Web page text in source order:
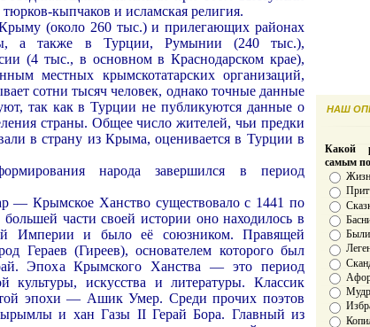
кыпчаков и исламская религия.
(около 260 тыс.) и прилегающих районах
а также в Турции, Румынии (240 тыс.),
(4 тыс., в основном в Краснодарском крае),
местных крымскотатарских организаций,
сотни тысяч человек, однако точные данные
так как в Турции не публикуются данные о
страны. Общее число жителей, чьи предки
в страну из Крыма, оценивается в Турции в
народа завершился в период
— Крымское Ханство существовало с 1441 по
части своей истории оно находилось в
Империи и было её союзником. Правящей
Гераев (Гиреев), основателем которого был
Эпоха Крымского Ханства — это период
культуры, искусства и литературы. Классик
той эпохи — Ашик Умер. Среди прочих поэтов
и хан Газы II Герай Бора. Главный из
НАШ
Какой
самым